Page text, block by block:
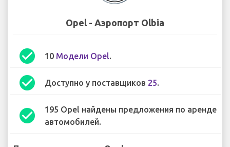
Opel - Аэропорт Olbia
check_circle 10 Модели Opel.
check_circle Доступно у поставщиков 25.
check_circle
195 Opel найдены предложения по аренде
автомобилей.